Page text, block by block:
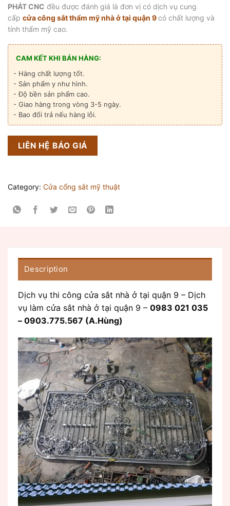
PHÁT CNC đều được đánh giá là đơn vị có dịch vụ cung
cấp cửa công sắt thẩm mỹnhà ở tại quận 9có chất lượng và
tính thẩm mỹ cao.
CAM KẾT KHI BÁN HÀNG:
- Hàng chất lượng tốt.
- Sản phẩm y như hình.
- Độ bền sản phẩm cao.
- Giao hàng trong vòng 3-5 ngày.
- Bao đổi trả nếu hàng lỗi.
LIÊN HỆ BÁO GIÁ
Category: Cửa cổng sắt mỹ thuật
Description
Dịch vụ thi công cửa sắt nhà ở tại quận 9 – Dịch
vụ làm cửa sắt nhà ở tại quận 9 – 0983 021 035
– 0903.775.567 (A.Hùng)